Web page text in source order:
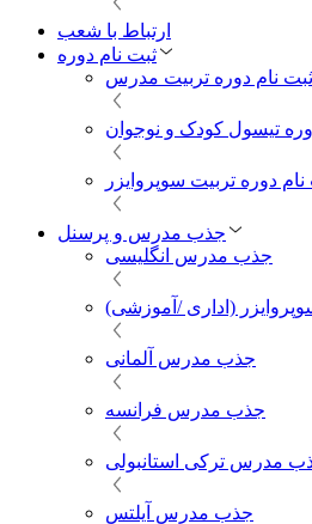
ارتباط با شعب
ثبت نام دوره
جذب مدرس و پرسنل
جذب مدرس انگلیسی
(اداری /آموزشی)
جذب مدرس آلمانی
جذب مدرس فرانسه
مدرس ترکی استانبولی
جذب مدرس آیلتس